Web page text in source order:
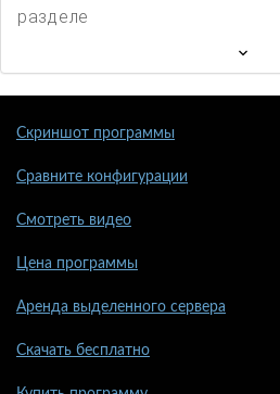
разделе
Скриншот программы
Сравните конфигурации
Смотреть видео
Цена программы
Аренда выделенного сервера
Скачать бесплатно